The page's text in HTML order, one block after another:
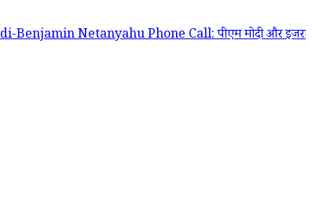
Netanyahu Phone Call: पीएम मोदी और इजरायल के